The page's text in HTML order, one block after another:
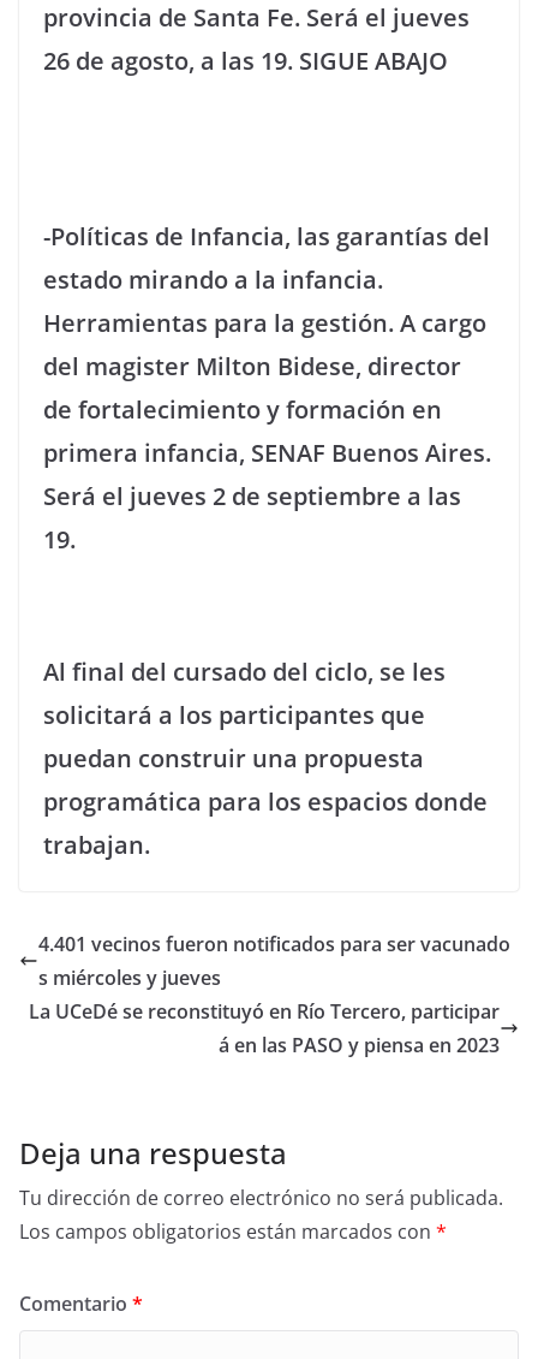
provincia de Santa Fe. Será el jueves
26 de agosto, a las 19. SIGUE ABAJO
-Políticas de Infancia, las garantías del
estado mirando a la infancia.
Herramientas para la gestión. A cargo
del magister Milton Bidese, director
de fortalecimiento y formación en
primera infancia, SENAF Buenos Aires.
Será el jueves 2 de septiembre a las
19.
Al final del cursado del ciclo, se les
solicitará a los participantes que
puedan construir una propuesta
programática para los espacios donde
trabajan.
4.401 vecinos fueron notificados para ser vacunado
s miércoles y jueves
La UCeDé se reconstituyó en Río Tercero, participar
á en las PASO y piensa en 2023
Deja una respuesta
Tu dirección de correo electrónico no será publicada.
Los campos obligatorios están marcados con *
Comentario *